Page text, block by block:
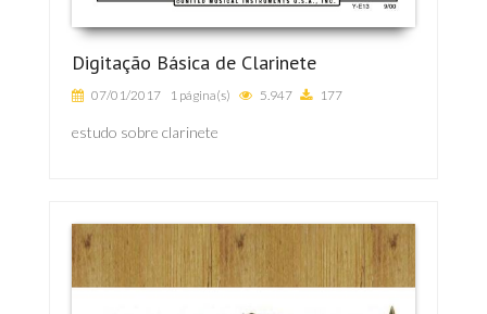
Digitação Básica de Clarinete
07/01/2017 1 página(s) 5.947 177
estudo sobre clarinete